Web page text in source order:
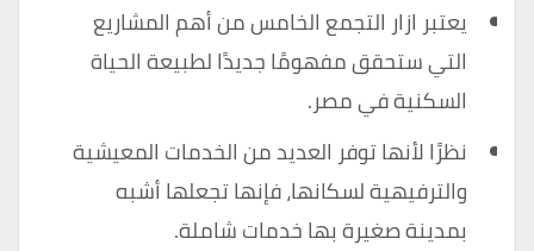
يعتبر ازار التجمع الخامس من أهم المشاريع
التي ستحقق مفهومًا جديدًا لطبيعة الحياة
السكنية في مصر.
نظرًا لأنها توفر العديد من الخدمات المعيشية
والترفيهية لسكانها، فإنها تجعلها أشبه
بمدينة صغيرة بها خدمات شاملة.